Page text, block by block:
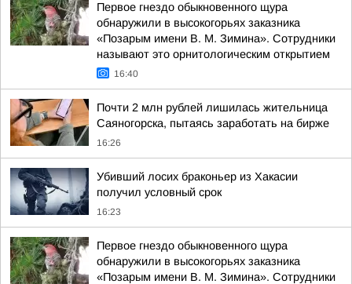
Первое гнездо обыкновенного щура
обнаружили в высокогорьях заказника
«Позарым имени В. М. Зимина». Сотрудники
называют это орнитологическим открытием
16:40
Почти 2 млн рублей лишилась жительница
Саяногорска, пытаясь заработать на бирже
16:26
Убивший лосих браконьер из Хакасии
получил условный срок
16:23
Первое гнездо обыкновенного щура
обнаружили в высокогорьях заказника
«Позарым имени В. М. Зимина». Сотрудники